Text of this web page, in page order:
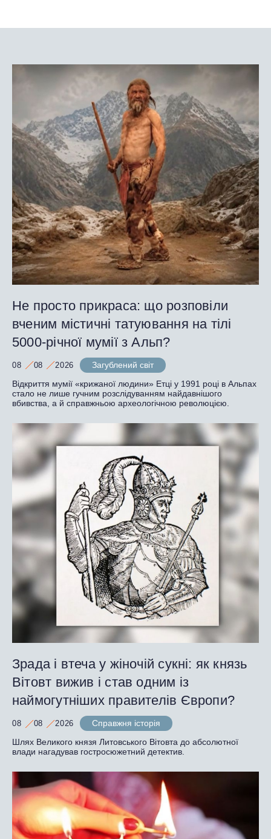
Не просто прикраса: що розповіли
вченим містичні татуювання на тілі
5000-річної мумії з Альп?
08 08 2026
Загублений світ
Відкриття мумії «крижаної людини» Етці у 1991 році в Альпах
стало не лише гучним розслідуванням найдавнішого
вбивства, а й справжньою археологічною революцією.
Зрада і втеча у жіночій сукні: як князь
Вітовт вижив і став одним із
наймогутніших правителів Європи?
08 08 2026
Справжня історія
Шлях Великого князя Литовського Вітовта до абсолютної
влади нагадував гостросюжетний детектив.